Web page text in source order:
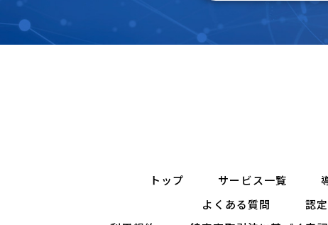
トップ サービス一覧
よくある質問
認